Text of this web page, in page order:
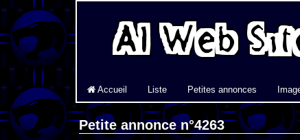
Accueil Liste Petites annonces
Petite annonce n°4263